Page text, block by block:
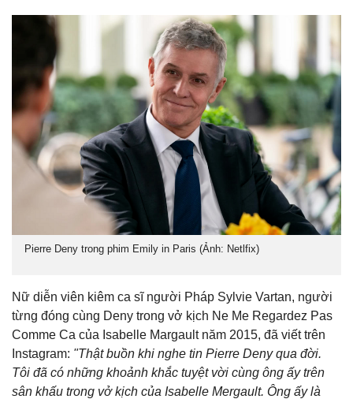
Pierre Deny trong phim Emily in Paris (Ảnh: Netlfix)
Nữ diễn viên kiêm ca sĩ người Pháp Sylvie Vartan, người
từng đóng cùng Deny trong vở kịch Ne Me Regardez Pas
Comme Ca của Isabelle Margault năm 2015, đã viết trên
Instagram: "Thật buồn khi nghe tin Pierre Deny qua đời.
Tôi đã có những khoảnh khắc tuyệt vời cùng ông ấy trên
sân khấu trong vở kịch của Isabelle Mergault. Ông ấy là